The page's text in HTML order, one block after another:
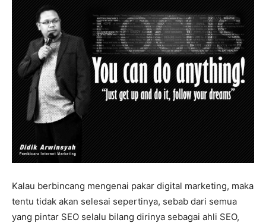
Kalau berbincang mengenai pakar digital marketing, maka
tentu tidak akan selesai sepertinya, sebab dari semua
yang pintar SEO selalu bilang dirinya sebagai ahli SEO,